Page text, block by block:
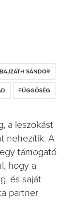
BAJZÁTH SÁNDOR
FÜGGŐSÉG
a leszokást
nehezítik. A
támogató
hogy a
és saját
partner